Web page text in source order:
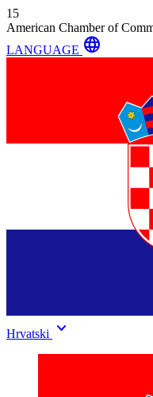
15
American Chamber of
LANGUAGE language
Hrvatski keyboard_arrow_down